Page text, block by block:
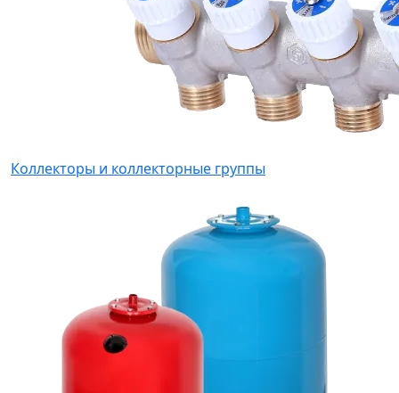
Коллекторы и коллекторные группы